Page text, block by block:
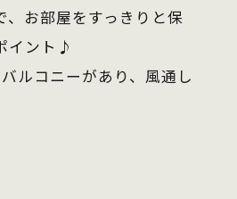
、お部屋をすっきりと保
イント♪
ルコニーがあり、風通し